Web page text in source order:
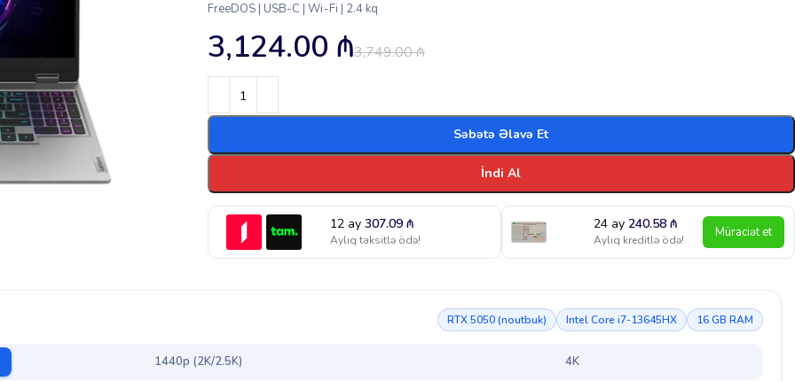
FreeDOS | USB-C | Wi-Fi | 2.4 kq
3,749.00₼
3,124.00 ₼
Səbətə Əlavə Et
İndi Al
12 ay307.09₼
Aylıq taksitlə ödə!
24 ay240.58₼
Aylıq kreditlə ödə! Müraciət et
RTX 5050 (noutbuk) Intel Core i7-13645HX 16 GB RAM
1440p (2K/2.5K) 4K